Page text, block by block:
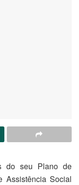
do seu Plano de
Assistência Social